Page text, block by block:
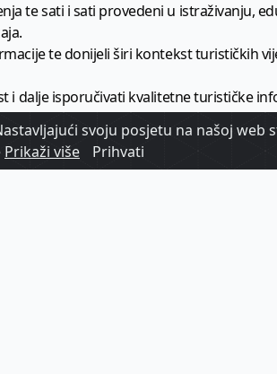
te sati i sati provedeni u istraživanju,
te donijeli širi kontekst turističkih
i dalje isporučivati kvalitetne turističke
godišnje.
svijeta hrvatskog turizma.
svoju posjetu na našoj web
Prikaži više Prihvati